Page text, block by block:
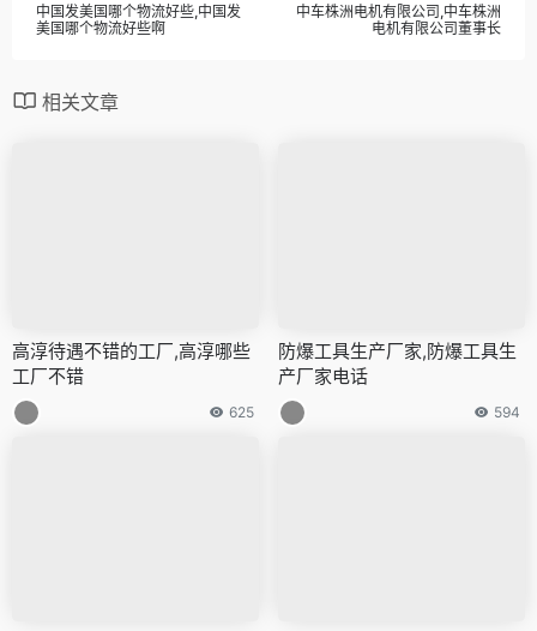
中国发美国哪个物流好些,中国发
美国哪个物流好些啊
中车株洲电机有限公司,中车株洲
电机有限公司董事长
相关文章
高淳待遇不错的工厂,高淳哪些
工厂不错
625
防爆工具生产厂家,防爆工具生
产厂家电话
594